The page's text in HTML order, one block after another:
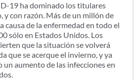
19 ha dominado los titulares
y con razón. Más de un millón de
causa de la enfermedad en todo el
sólo en Estados Unidos. Los
que la situación se volverá
que se acerque el invierno, y ya
un aumento de las infecciones en